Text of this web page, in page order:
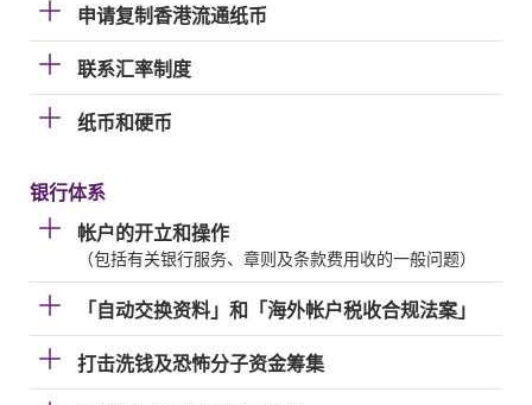
申请复制香港流通纸币
联系汇率制度
纸币和硬币
银行体系
帐户的开立和操作
（包括有关银行服务、章则及条款费用收的一般问题）
「自动交换资料」和「海外帐户税收合规法案」
打击洗钱及恐怖分子资金筹集